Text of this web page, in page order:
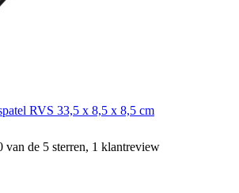
RVS 33,5 x 8,5 x 8,5 cm
van de 5 sterren, 1 klantreview